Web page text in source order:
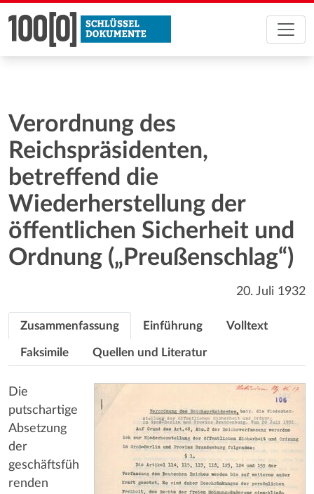
Verordnung des
Reichspräsidenten,
betreffend die
Wiederherstellung der
öffentlichen Sicherheit und
Ordnung („Preußenschlag“)
20. Juli 1932
Zusammenfassung Einführung Volltext
Faksimile Quellen und Literatur
Die
putschartige
Absetzung
der
geschäftsfüh
renden